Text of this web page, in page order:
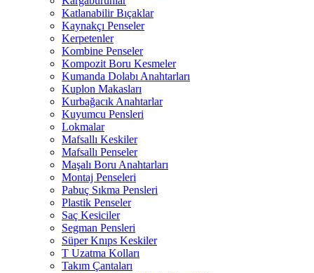
Katlanabilir Bıçaklar
Kaynakçı Penseler
Kerpetenler
Kombine Penseler
Kompozit Boru Kesmeler
Kumanda Dolabı Anahtarları
Kuplon Makasları
Kurbağacık Anahtarlar
Kuyumcu Pensleri
Lokmalar
Mafsallı Keskiler
Mafsallı Penseler
Maşalı Boru Anahtarları
Montaj Penseleri
Pabuç Sıkma Pensleri
Plastik Penseler
Saç Kesiciler
Segman Pensleri
Süper Knıps Keskiler
T Uzatma Kolları
Takım Çantaları